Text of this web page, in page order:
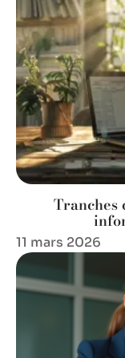
Tranches
11 mars 2026